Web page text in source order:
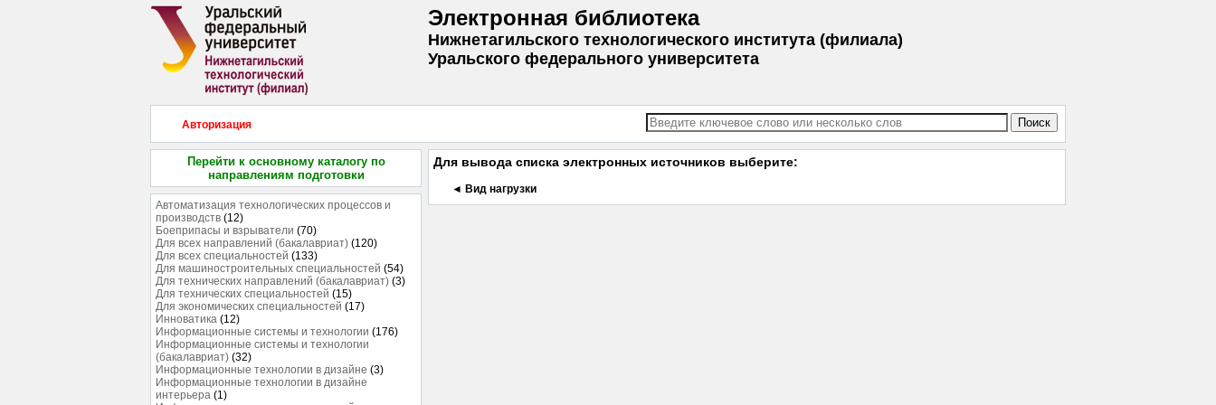
Электронная библиотека
Нижнетагильского технологического института (филиала)
Уральского федерального университета
Авторизация
Перейти к основному каталогу по
направлениям подготовки
Автоматизация технологических процессов и
производств (12)
Боеприпасы и взрыватели (70)
Для всех направлений (бакалавриат) (120)
Для всех специальностей (133)
Для машиностроительных специальностей (54)
Для технических направлений (бакалавриат) (3)
Для технических специальностей (15)
Для экономических специальностей (17)
Инноватика (12)
Информационные системы и технологии (176)
Информационные системы и технологии
(бакалавриат) (32)
Информационные технологии в дизайне (3)
Информационные технологии в дизайне
интерьера (1)
Для вывода списка электронных источников выберите:
◄ Вид нагрузки